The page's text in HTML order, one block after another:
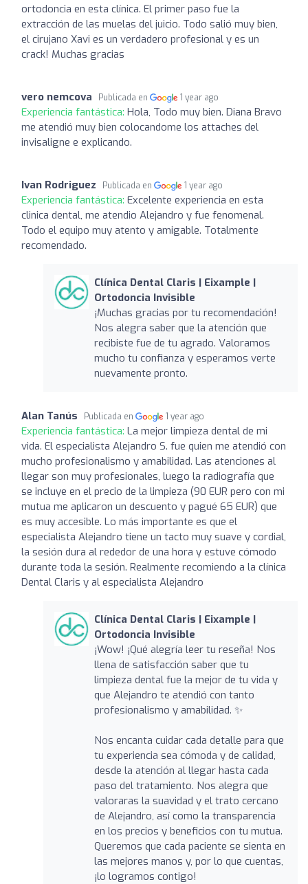
ortodoncia en esta clínica. El primer paso fue la
extracción de las muelas del juicio. Todo salió muy bien,
el cirujano Xavi es un verdadero profesional y es un
crack! Muchas gracias
vero nemcova Publicada en 1 year ago
Experiencia fantástica: Hola, Todo muy bien. Diana Bravo
me atendió muy bien colocandome los attaches del
invisaligne e explicando.
Ivan Rodriguez Publicada en 1 year ago
Experiencia fantástica: Excelente experiencia en esta
clinica dental, me atendio Alejandro y fue fenomenal.
Todo el equipo muy atento y amigable. Totalmente
recomendado.
Clínica Dental Claris | Eixample |
Ortodoncia Invisible
¡Muchas gracias por tu recomendación!
Nos alegra saber que la atención que
recibiste fue de tu agrado. Valoramos
mucho tu confianza y esperamos verte
nuevamente pronto.
Alan Tanús Publicada en 1 year ago
Experiencia fantástica: La mejor limpieza dental de mi
vida. El especialista Alejandro S. fue quien me atendió con
mucho profesionalismo y amabilidad. Las atenciones al
llegar son muy profesionales, luego la radiografía que
se incluye en el precio de la limpieza (90 EUR pero con mi
mutua me aplicaron un descuento y pagué 65 EUR) que
es muy accesible. Lo más importante es que el
especialista Alejandro tiene un tacto muy suave y cordial,
la sesión dura al rededor de una hora y estuve cómodo
durante toda la sesión. Realmente recomiendo a la clínica
Dental Claris y al especialista Alejandro
Clínica Dental Claris | Eixample |
Ortodoncia Invisible
¡Wow! ¡Qué alegría leer tu reseña! Nos
llena de satisfacción saber que tu
limpieza dental fue la mejor de tu vida y
que Alejandro te atendió con tanto
profesionalismo y amabilidad. ✨
Nos encanta cuidar cada detalle para que
tu experiencia sea cómoda y de calidad,
desde la atención al llegar hasta cada
paso del tratamiento. Nos alegra que
valoraras la suavidad y el trato cercano
de Alejandro, así como la transparencia
en los precios y beneficios con tu mutua.
Queremos que cada paciente se sienta en
las mejores manos y, por lo que cuentas,
¡lo logramos contigo!